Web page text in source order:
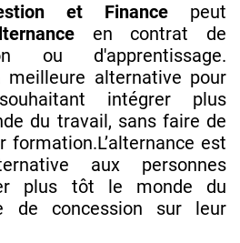
et Finance peut
en contrat de
ou d'apprentissage.
meilleure alternative pour
intégrer plus
du travail, sans faire de
formation.L’alternance est
aux personnes
plus tôt le monde du
de concession sur leur